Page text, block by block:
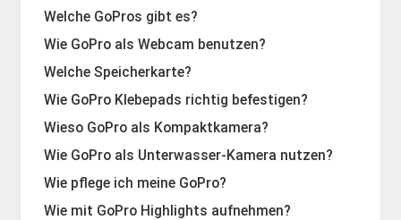
Welche GoPros gibt es?
Wie GoPro als Webcam benutzen?
Welche Speicherkarte?
Wie GoPro Klebepads richtig befestigen?
Wieso GoPro als Kompaktkamera?
Wie GoPro als Unterwasser-Kamera nutzen?
Wie pflege ich meine GoPro?
Wie mit GoPro Highlights aufnehmen?